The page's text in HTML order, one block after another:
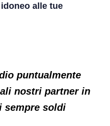
alle tue
puntualmente
nostri partner in
sempre soldi